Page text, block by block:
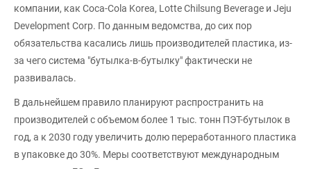
компании, как Coca-Cola Korea, Lotte Chilsung Beverage и Jeju
Development Corp. По данным ведомства, до сих пор
обязательства касались лишь производителей пластика, из-
за чего система "бутылка-в-бутылку" фактически не
развивалась.
В дальнейшем правило планируют распространить на
производителей с объемом более 1 тыс. тонн ПЭТ-бутылок в
год, а к 2030 году увеличить долю переработанного пластика
в упаковке до 30%. Меры соответствуют международным